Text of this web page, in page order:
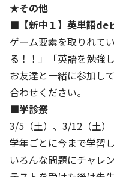
★その他
■【新中１】英単語de
ゲーム要素を取りれて
る！！」「英語を勉強
お友達と一緒に参加し
合わせください。
■学診祭
3/5（土）、3/12（土）
学年ごとに今まで学習
いろんな問題にチャレ